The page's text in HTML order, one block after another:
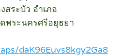
สระบัว อำเภอ
พระนครศรีอยุธยา
daK96Euvs8kgy2Ga8